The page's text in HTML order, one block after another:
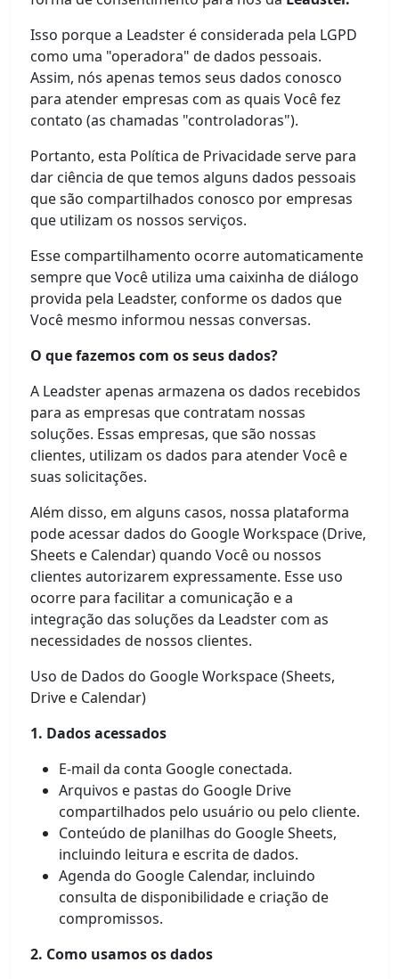
Isso porque a Leadster é considerada pela LGPD
como uma "operadora" de dados pessoais.
Assim, nós apenas temos seus dados conosco
para atender empresas com as quais Você fez
contato (as chamadas "controladoras").
Portanto, esta Política de Privacidade serve para
dar ciência de que temos alguns dados pessoais
que são compartilhados conosco por empresas
que utilizam os nossos serviços.
Esse compartilhamento ocorre automaticamente
sempre que Você utiliza uma caixinha de diálogo
provida pela Leadster, conforme os dados que
Você mesmo informou nessas conversas.
O que fazemos com os seus dados?
A Leadster apenas armazena os dados recebidos
para as empresas que contratam nossas
soluções. Essas empresas, que são nossas
clientes, utilizam os dados para atender Você e
suas solicitações.
Além disso, em alguns casos, nossa plataforma
pode acessar dados do Google Workspace (Drive,
Sheets e Calendar) quando Você ou nossos
clientes autorizarem expressamente. Esse uso
ocorre para facilitar a comunicação e a
integração das soluções da Leadster com as
necessidades de nossos clientes.
Uso de Dados do Google Workspace (Sheets,
Drive e Calendar)
1. Dados acessados
E-mail da conta Google conectada.
Arquivos e pastas do Google Drive
compartilhados pelo usuário ou pelo cliente.
Conteúdo de planilhas do Google Sheets,
incluindo leitura e escrita de dados.
Agenda do Google Calendar, incluindo
consulta de disponibilidade e criação de
compromissos.
2. Como usamos os dados